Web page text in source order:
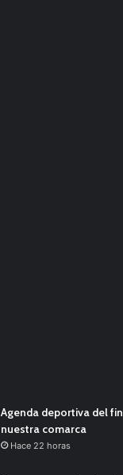
Agenda deportiva del
nuestra comarca
Hace 22 horas